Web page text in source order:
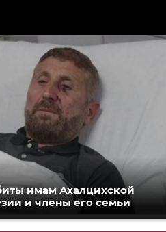
имам Ахалцихской
и члены его семьи